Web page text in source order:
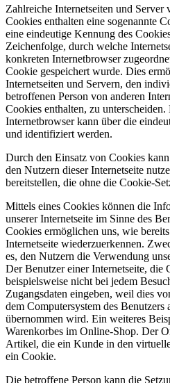
Zahlreiche Internetseiten und
Cookies enthalten eine sogenannte
eine eindeutige Kennung des
Zeichenfolge, durch welche
konkreten Internetbrowser
Cookie gespeichert wurde. Dies
Internetseiten und Servern, den
betroffenen Person von anderen
Cookies enthalten, zu unterscheiden.
Internetbrowser kann über die
und identifiziert werden.
Durch den Einsatz von Cookies
den Nutzern dieser Internetseite
bereitstellen, die ohne die Cookie-
Mittels eines Cookies können die
unserer Internetseite im Sinne des
Cookies ermöglichen uns, wie
Internetseite wiederzuerkennen.
es, den Nutzern die Verwendung
Der Benutzer einer Internetseite, die
beispielsweise nicht bei jedem
Zugangsdaten eingeben, weil dies
dem Computersystem des Benutzers
übernommen wird. Ein weiteres
Warenkorbes im Online-Shop. Der
Artikel, die ein Kunde in den
ein Cookie.
Die betroffene Person kann die